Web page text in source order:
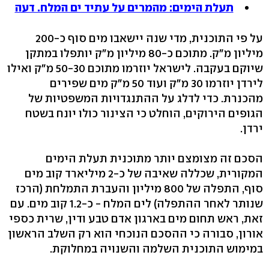
תעלת הימים: מהמרים על עתיד ים המלח. דעה
על פי התוכנית, מדי שנה יישאבו מים סוף כ-200
מיליון מ"ק. מתוכם כ-80 מיליון מ"ק יותפלו במתקן
שיוקם בעקבה. לישראל יוזרמו מתוכם 50-30 מ"ק ואילו
לירדן יוזרמו 30 מ"ק ועוד 50 מ"ק מים שפירים
מהכנרת. כדי לדלג על ההתנגדויות המשפטיות של
הגופים הירוקים, הוחלט כי הצינור כולו יונח בשטח
ירדן.
הסכם זה מצומצם יותר מתוכנית תעלת הימים
המקורית, שכללה שאיבה של כ-2 מיליארד קוב מים
סוף, התפלה של 800 מיליון והעברת התמלחת (הרכז
שנותר לאחר ההתפלה) לים המלח - כ-1.2 קוב מים. עם
זאת, ראש תחום מים בארגון אדם טבע ודין, שרית כספי
אורון, סבורה כי ההסכם הנוכחי הוא רק השלב הראשון
במימוש התוכנית השלמה והשנויה במחלוקת.